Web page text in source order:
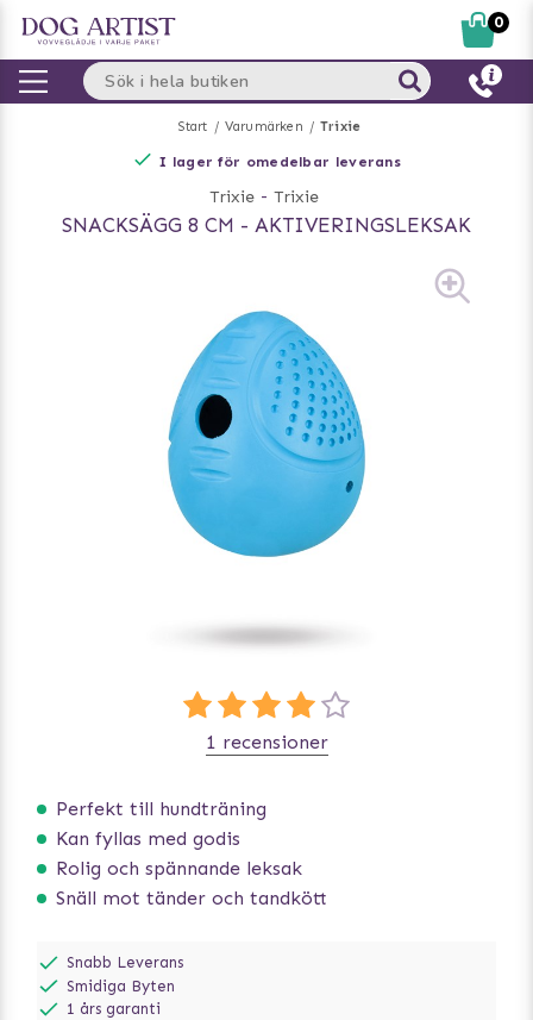
Start Varumärken Trixie
I lager för omedelbar leverans
Trixie - Trixie
SNACKSÄGG 8 CM - AKTIVERINGSLEKSAK
Perfekt till hundträning
Kan fyllas med godis
Rolig och spännande leksak
Snäll mot tänder och tandkött
1 recensioner
Snabb Leverans
Smidiga Byten
1 års garanti
0